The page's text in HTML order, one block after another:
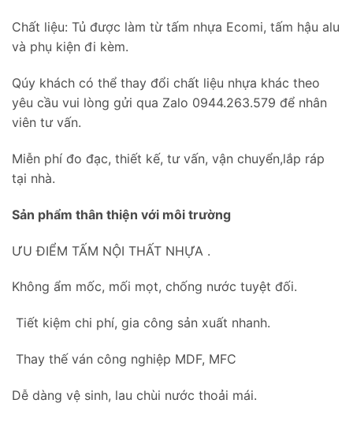
Chất liệu: Tủ được làm từ tấm nhựa Ecomi, tấm hậu alu
và phụ kiện đi kèm.
Qúy khách có thể thay đổi chất liệu nhựa khác theo
yêu cầu vui lòng gửi qua Zalo 0944.263.579 để nhân
viên tư vấn.
Miễn phí đo đạc, thiết kế, tư vấn, vận chuyển,lắp ráp
tại nhà.
Sản phẩm thân thiện với môi trường
ƯU ĐIỂM TẤM NỘI THẤT NHỰA .
Không ẩm mốc, mối mọt, chống nước tuyệt đối.
Tiết kiệm chi phí, gia công sản xuất nhanh.
Thay thế ván công nghiệp MDF, MFC
Dễ dàng vệ sinh, lau chùi nước thoải mái.